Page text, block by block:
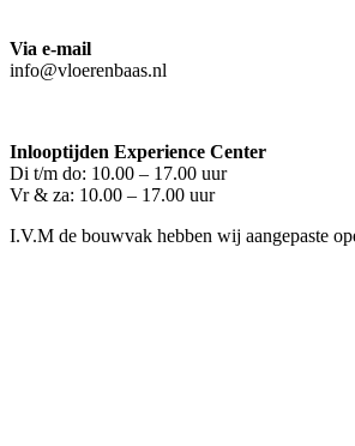
Via e-mail
info@vloerenbaas.nl
Inlooptijden Experience Center
Di t/m do: 10.00 – 17.00 uur
Vr & za: 10.00 – 17.00 uur
I.V.M de bouwvak hebben wij aangepaste